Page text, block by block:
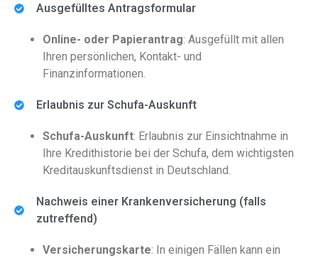
Ausgefülltes Antragsformular
Online- oder Papierantrag: Ausgefüllt mit allen
Ihren persönlichen, Kontakt- und
Finanzinformationen.
Erlaubnis zur Schufa-Auskunft
Schufa-Auskunft: Erlaubnis zur Einsichtnahme in
Ihre Kredithistorie bei der Schufa, dem wichtigsten
Kreditauskunftsdienst in Deutschland.
Nachweis einer Krankenversicherung (falls
zutreffend)
Versicherungskarte: In einigen Fällen kann ein